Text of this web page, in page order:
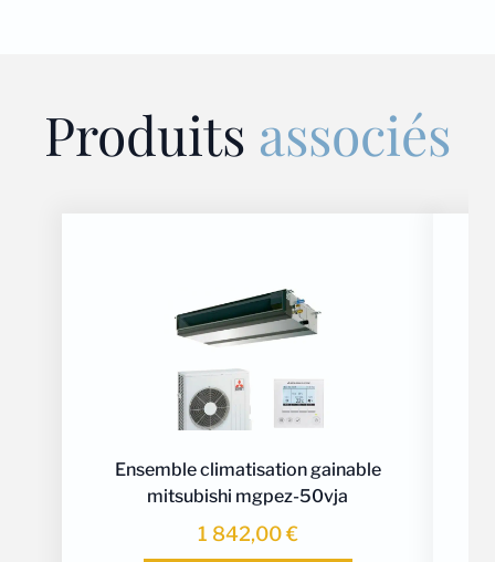
Produits associés
Ensemble climatisation gainable
mitsubishi mgpez-50vja
1 842,00€